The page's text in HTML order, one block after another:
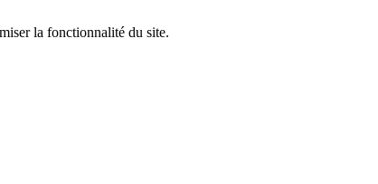
la fonctionnalité du site.